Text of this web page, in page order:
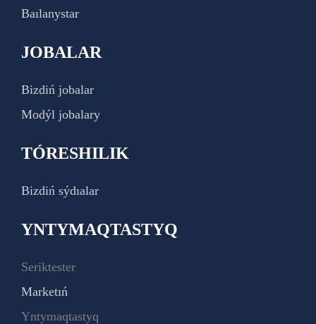
Baılanystar
JOBALAR
Bizdiń jobalar
Modýl jobalary
TÓRESHILIK
Bizdiń sýdıalar
YNTYMAQTASTYQ
Seriktester
Marketıń
Yntymaqtastyq